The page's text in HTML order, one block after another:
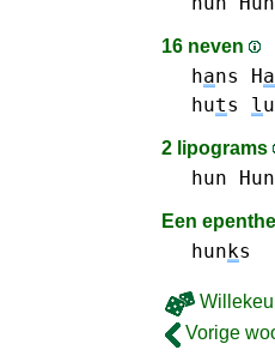
16 neven
hans Ha
huts l
2 lipograms
hun Hun
Een
hunks
Vorige